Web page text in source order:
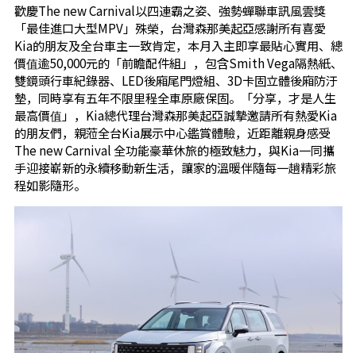
歡慶The new Carnival以四連霸之姿、強勢蟬聯車訊風雲獎
「最佳進口大型MPV」殊榮，台灣森那美起亞感謝所有喜愛
Kia的朋友及全台車主一致肯定，本月入主即享最貼心實用、總
價值逾50,000元的「前瞻配件組」，包含Smith Vega隔熱紙、
雙鏡頭行車紀錄器、LED後廂尾門燈組、3D卡固立體後廂防汙
墊，同時享有五年不限里程全車原廠保固。「分享，才是人生
最高價值」，Kia總代理台灣森那美起亞誠摯邀請所有熱愛Kia
的朋友們，親蒞全台Kia展示中心鑑賞體驗，近距離親身感受
The new Carnival 全功能豪華休旅的極致魅力，與Kia一同攜
手迎接嶄新的永續移動新生活，讓家的溫暖伴隨每一趟精彩旅
程如影隨形。